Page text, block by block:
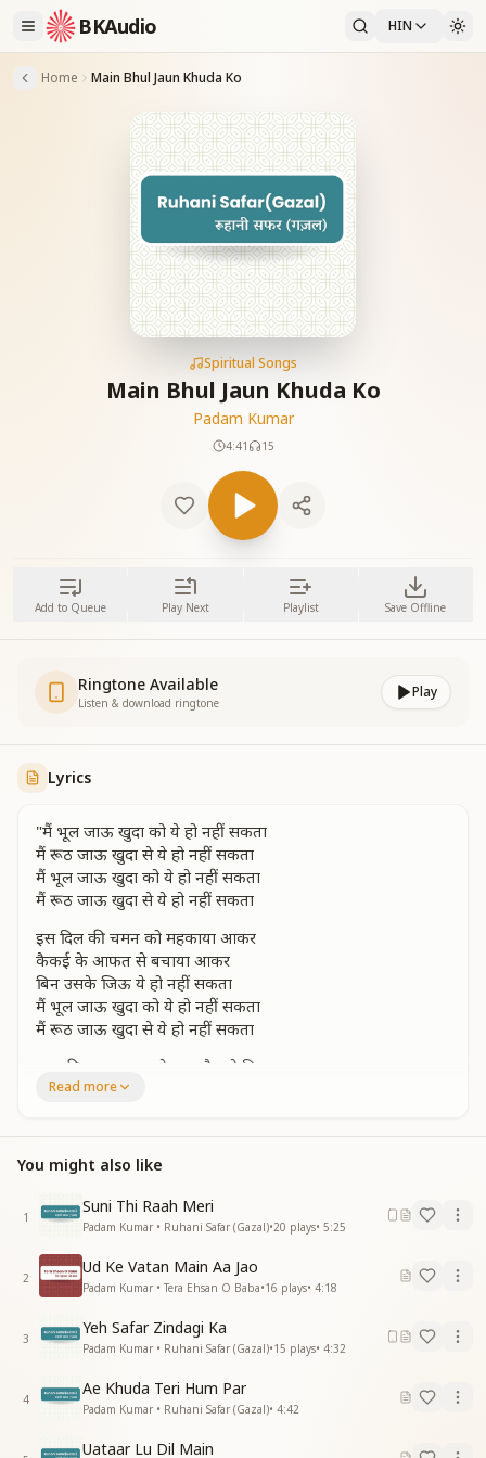
BKAudio HIN
Home Main Bhul Jaun Khuda Ko
Spiritual Songs
Main Bhul Jaun Khuda Ko
Padam Kumar
4:41 15
Add to Queue Play Next Playlist Save Offline
Ringtone Available
Listen & download ringtone
Play
Lyrics
"मैं भूल जाऊ खुदा को ये हो नहीं सकता
मैं रूठ जाऊ खुदा से ये हो नहीं सकता
मैं भूल जाऊ खुदा को ये हो नहीं सकता
मैं रूठ जाऊ खुदा से ये हो नहीं सकता
इस दिल की चमन को महकाया आकर
कैकई के आफत से बचाया आकर
बिन उसके जिऊ ये हो नहीं सकता
मैं भूल जाऊ खुदा को ये हो नहीं सकता
मैं रूठ जाऊ खुदा से ये हो नहीं सकता
खुद की अल्लाह मत से मुद्दत है मुझे किया
सुबह शाम रात दिन उल्फत से भर दिया
मैं भूल जाऊ खुदा को ये हो नहीं सकता
मैं रूठ जाऊ खुदा से ये हो नहीं सकता
नूरे सहार है मेरा जहा हो मेरा आशीया
मुझे तो ये लमहा हर एक लफज हो मेरी दुनिया
मैं भूल जाऊ खुदा को ये हो नहीं सकता
मैं रूठ जाऊ खुदा से ये हो नहीं सकता
Read more
You might also like
1
Suni Thi Raah Meri
Padam Kumar • Ruhani Safar (Gazal)•20 plays• 5:25
2
Ud Ke Vatan Main Aa Jao
Padam Kumar • Tera Ehsan O Baba•16 plays• 4:18
3
Yeh Safar Zindagi Ka
Padam Kumar • Ruhani Safar (Gazal)•15 plays• 4:32
4
Ae Khuda Teri Hum Par
Padam Kumar • Ruhani Safar (Gazal)• 4:42
Uataar Lu Dil Main